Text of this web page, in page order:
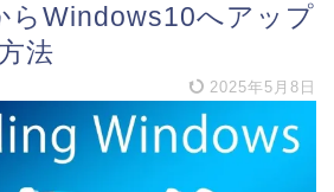
らWindows10へアップ
法
2025年5月8日